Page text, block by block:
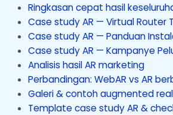
Ringkasan cepat hasil
Case study AR — Virtual Router
Case study AR — Panduan
Case study AR — Kampanye
Analisis hasil AR marketing
Perbandingan: WebAR vs AR
Galeri & contoh augmented
Template case study AR &